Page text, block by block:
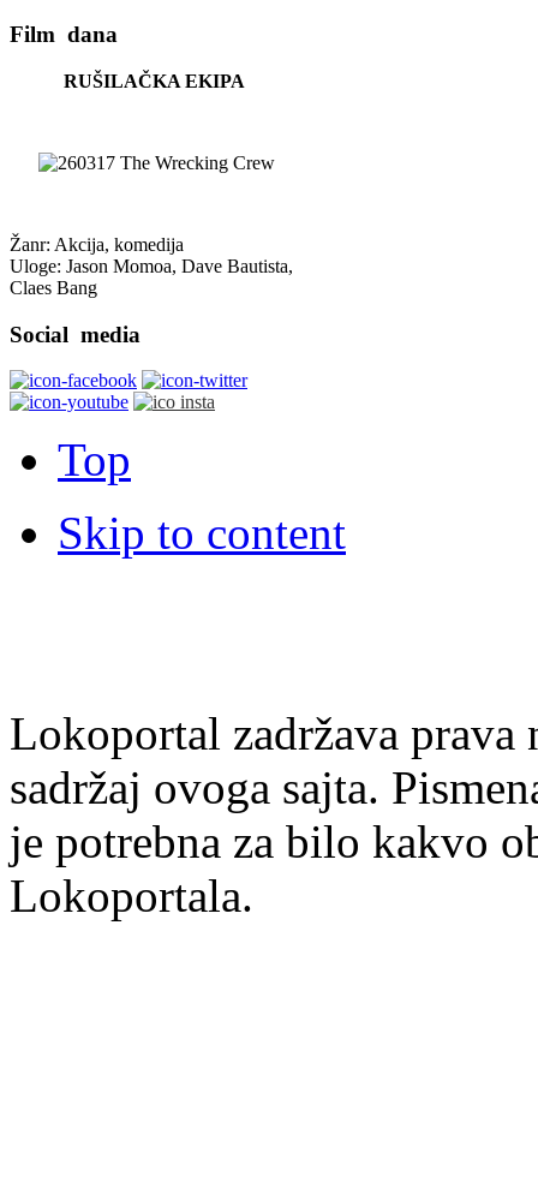
Film dana
RUŠILAČKA EKIPA
Žanr: Akcija, komedija
Uloge: Jason Momoa, Dave Bautista,
Claes Bang
Social media
Top
Skip to content
Lokoportal zadržava
sadržaj ovoga sajta.
je potrebna za bilo kakvo
Lokoportala.